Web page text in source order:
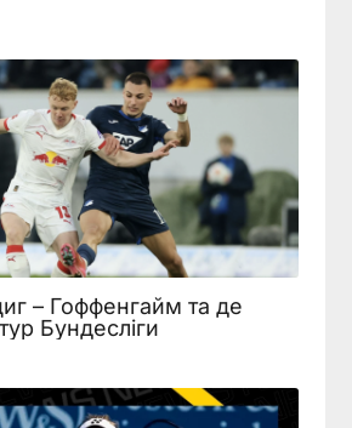
– Гоффенгайм та де
Бундесліги